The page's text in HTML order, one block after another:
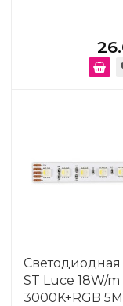
Светодиодная
ST Luce 18W/m
3000K+RGB 5M